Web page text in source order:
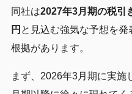
同社は2027年3月期の税引
円 と見込む強気な予想を
根拠があります。
まず、2026年3月期に実施